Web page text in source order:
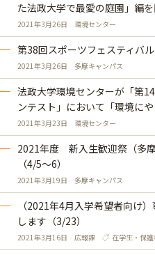
た法政大学で最愛の庭園」編
2021年3月26日 環境センター
第38回スポーツフェスティバ
2021年3月26日 多摩キャンパス
法政大学環境センターが「第
ンテスト」において「環境に
2021年3月23日 環境センター
2021年度 新入生歓迎祭（多
（4/5～6）
2021年3月19日 多摩キャンパス
（2021年4月入学希望者向け
します（3/23）
2021年3月16日 広報課 在学生・保